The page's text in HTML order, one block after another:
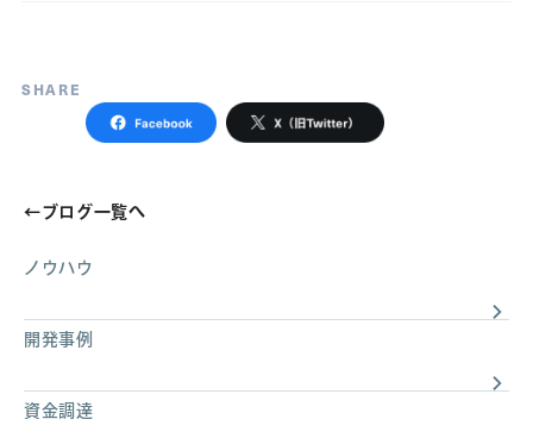
SHARE
←ブログ一覧へ
ノウハウ
開発事例
資金調達